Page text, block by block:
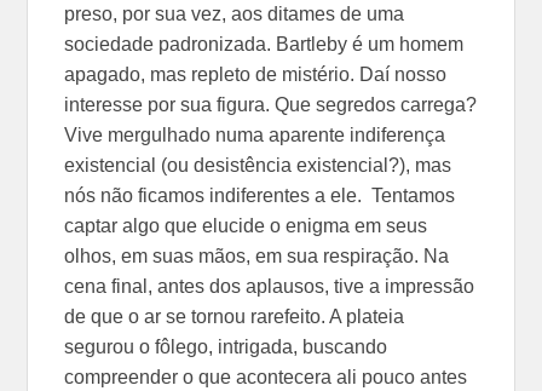
preso, por sua vez, aos ditames de uma
sociedade padronizada. Bartleby é um homem
apagado, mas repleto de mistério. Daí nosso
interesse por sua figura. Que segredos carrega?
Vive mergulhado numa aparente indiferença
existencial (ou desistência existencial?), mas
nós não ficamos indiferentes a ele. Tentamos
captar algo que elucide o enigma em seus
olhos, em suas mãos, em sua respiração. Na
cena final, antes dos aplausos, tive a impressão
de que o ar se tornou rarefeito. A plateia
segurou o fôlego, intrigada, buscando
compreender o que acontecera ali pouco antes